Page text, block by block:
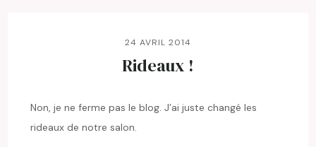
24 AVRIL 2014
Rideaux !
Non, je ne ferme pas le blog. J’ai juste changé les
rideaux de notre salon.